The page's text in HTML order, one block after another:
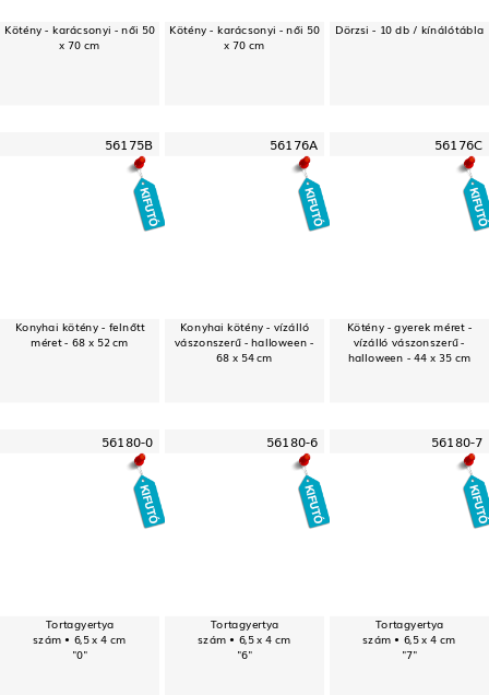
Kötény - karácsonyi - női 50
x 70 cm
Kötény - karácsonyi - női 50
x 70 cm
Dörzsi - 10 db / kínálótábla
56175B
Konyhai kötény - felnőtt
méret - 68 x 52 cm
56176A
Konyhai kötény - vízálló
vászonszerű - halloween -
68 x 54 cm
56176C
Kötény - gyerek méret -
vízálló vászonszerű -
halloween - 44 x 35 cm
56180-0
Tortagyertya
szám • 6,5 x 4 cm
"0"
56180-6
Tortagyertya
szám • 6,5 x 4 cm
"6"
56180-7
Tortagyertya
szám • 6,5 x 4 cm
"7"